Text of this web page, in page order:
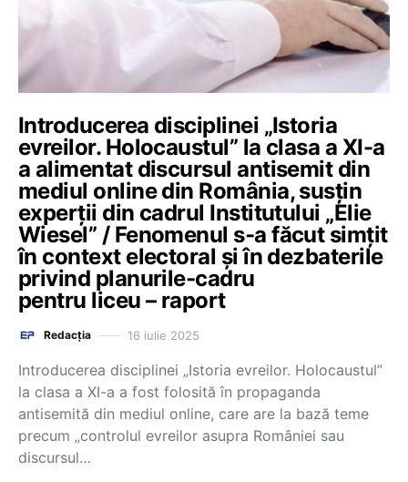
Introducerea disciplinei „Istoria
evreilor. Holocaustul” la clasa a XI-a
a alimentat discursul antisemit din
mediul online din România, susțin
experții din cadrul Institutului „Elie
Wiesel” / Fenomenul s-a făcut simțit
în context electoral și în dezbaterile
privind planurile-cadru
pentru liceu – raport
Redacția 16 iulie 2025
Introducerea disciplinei „Istoria evreilor. Holocaustul”
la clasa a XI-a a fost folosită în propaganda
antisemită din mediul online, care are la bază teme
precum „controlul evreilor asupra României sau
discursul…